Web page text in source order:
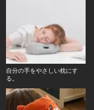
自分の手をやさしい枕にす
る。